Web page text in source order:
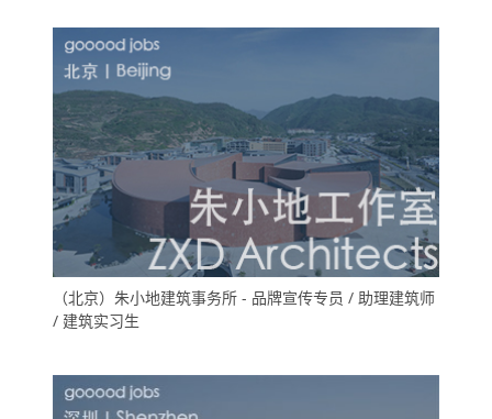
（北京）朱小地建筑事务所 - 品牌宣传专员 / 助理建筑师
/ 建筑实习生